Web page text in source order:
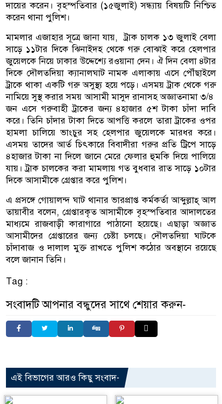
দায়ের করেন। বৃহস্পতিবার (১৫জুলাই) সন্ধ্যায় বিষয়টি নিশ্চিত
করেন থানা পুলিশ।
মামলার এজাহার সূত্রে জানা যায়, ট্রাক চালক ১৩ জুলাই বেলা
সাড়ে ১১টার দিকে ঝিনাইদহ থেকে গরু বোঝাই করে হেলপার
জুয়েলকে নিয়ে ঢাকার উদ্দেশ্যে রওয়ানা দেন। ঐ দিন বেলা ৪টার
দিকে দৌলতদিয়া ক্যানালঘাট নামক এলাকায় এসে পৌঁছাইলে
ট্রাকে থাকা একটি গরু অসুস্থ্য হয়ে পড়ে। এসময় ট্রাক থেকে গরু
নামিয়ে সুস্থ করার সময় আসামী মাসুদ রানাসহ অজ্ঞাতনামা ৩/৪
জন এসে গরুবাহী ট্রাকের জন্য ৪হাজার ৫শ টাকা চাঁদা দাবি
করে। তিনি চাঁদার টাকা দিতে আপত্তি করলে তারা ট্রাকের ওপর
হামলা চালিয়ে ভাংচুর সহ হেলপার জুয়েলকে মারধর করে।
এসময় তাদের আর্ত চিৎকারে বিবাদীরা গরুর প্রতি ট্রিপে সাড়ে
৪হাজার টাকা না দিলে জানে মেরে ফেলার হুমকি দিয়ে পালিয়ে
যায়। ট্রাক চালকের করা মামলায় গত বুধবার রাত সাড়ে ১০টার
দিকে আসামীকে গ্রেপ্তার করে পুলিশ।
এ প্রসঙ্গে গোয়ালন্দ ঘাট থানার ভারপ্রাপ্ত কর্মকর্তা আব্দুল্লাহ্ আল
তায়াবীর বলেন, গ্রেপ্তারকৃত আসামীকে বৃহস্পতিবার আদালতের
মাধ্যমে রাজবাড়ী কারাগারে পাঠানো হয়েছে। এছাড়া অজ্ঞাত
আসামীদের গ্রেপ্তারের জন্য চেষ্টা চলছে। দৌলতদিয়া ঘাটকে
চাঁদাবাজ ও দালাল মুক্ত রাখতে পুলিশ কঠোর অবস্থানে রয়েছে
বলে জানান তিনি।
Tag :
সংবাদটি আপনার বন্ধুদের সাথে শেয়ার করুন-
এই বিভাগের আরও কিছু সংবাদ-